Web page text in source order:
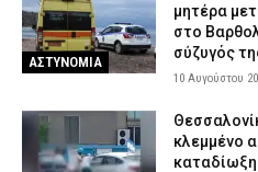
ΑΣΤΥΝΟΜΙΑ
μητέρα
στο
σύζυγός
10 Αυγούστου
κλεμμένο
καταδίωξη